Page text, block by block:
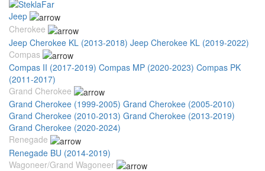
Jeep
Cherokee
Jeep Cherokee KL (2013-2018) Jeep Cherokee KL (2019-2022)
Compas
Compas II (2017-2019) Compas MP (2020-2023) Compas PK
(2011-2017)
Grand Cherokee
Grand Cherokee (1999-2005) Grand Cherokee (2005-2010)
Grand Cherokee (2010-2013) Grand Cherokee (2013-2019)
Grand Cherokee (2020-2024)
Renegade
Renegade BU (2014-2019)
Wagoneer/Grand Wagoneer